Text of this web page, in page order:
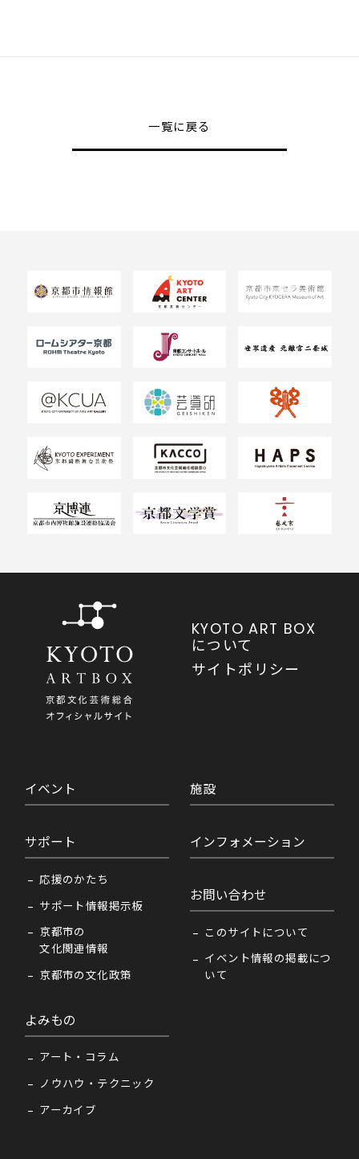
一覧に戻る
KYOTO ART BOX
について
サイトポリシー
イベント
サポート
応援のかたち
サポート情報掲示板
京都市の
文化関連情報
京都市の文化政策
よみもの
アート・コラム
ノウハウ・テクニック
アーカイブ
施設
インフォメーション
お問い合わせ
このサイトについて
イベント情報の掲載につ
いて